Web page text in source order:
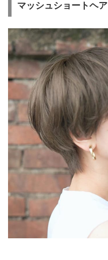
マッシュショートヘア